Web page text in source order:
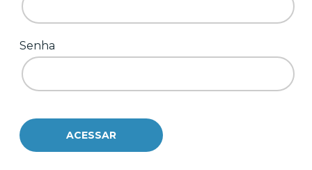
Senha